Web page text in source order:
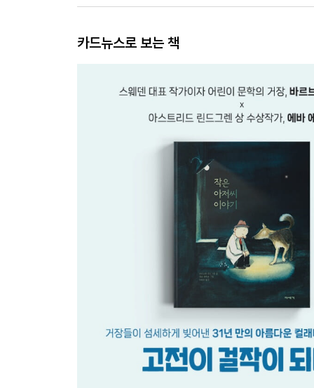
카드뉴스로 보는 책